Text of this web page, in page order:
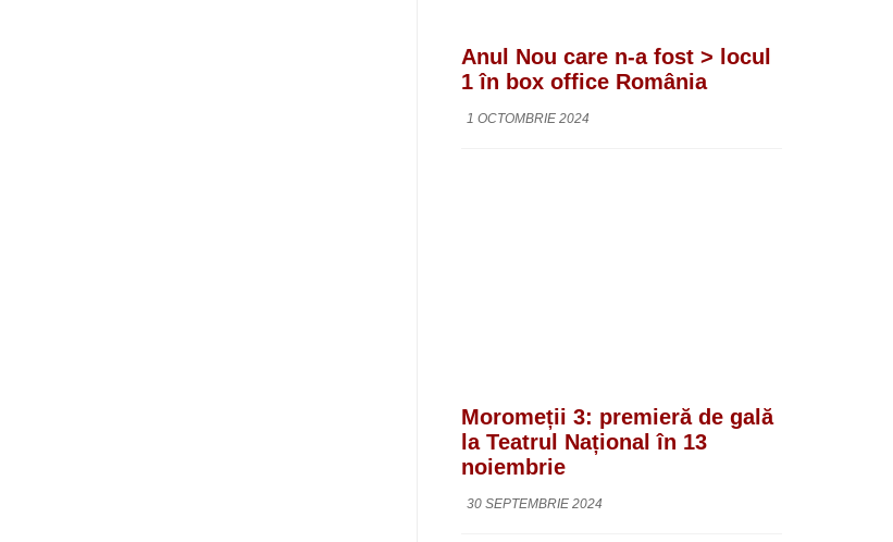
Anul Nou care n-a fost > locul
1 în box office România
1 OCTOMBRIE 2024
Moromeții 3: premieră de gală
la Teatrul Național în 13
noiembrie
30 SEPTEMBRIE 2024